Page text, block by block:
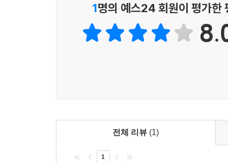
1명의 예스24 회원이 평가한
전체 리뷰 (1)
1